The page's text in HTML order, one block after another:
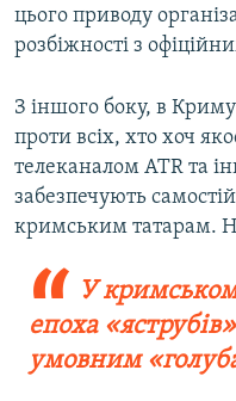
цього приводу
розбіжності з
З іншого боку, в
проти всіх, хто хоч
телеканалом ATR та
забезпечують
кримським татарам.
У
епоха
умовним